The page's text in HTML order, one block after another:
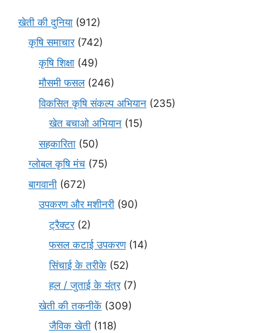
खेती की दुनिया (912)
कृषि समाचार(742)
कृषि शिक्षा (49)
मौसमी फसल(246)
विकसित कृषि संकल्प अभियान (235)
खेत बचाओ अभियान (15)
सहकारिता (50)
ग्लोबल कृषि मंच (75)
बागवानी (672)
उपकरण और मशीनरी (90)
ट्रैक्टर(2)
फसल कटाई उपकरण(14)
सिंचाई के तरीके (52)
हल / जुताई के यंत्र(7)
खेती की तकनीकें (309)
जैविक खेती (118)